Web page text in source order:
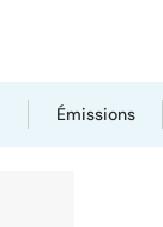
Émissions